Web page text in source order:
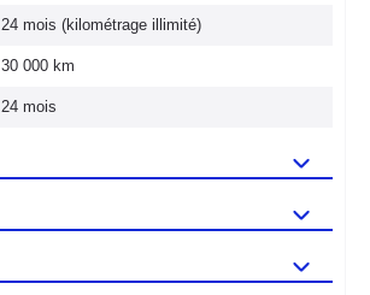
24 mois (kilométrage illimité)
30 000 km
24 mois